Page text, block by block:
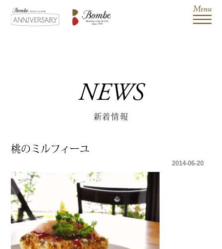
NEWS
新着情報
桃のミルフィーユ
2014-06-20